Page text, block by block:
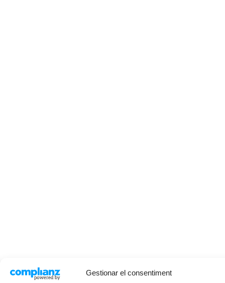
Gestionar el consentiment